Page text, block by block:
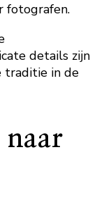
fotografen.
details zijn
traditie in de
naar